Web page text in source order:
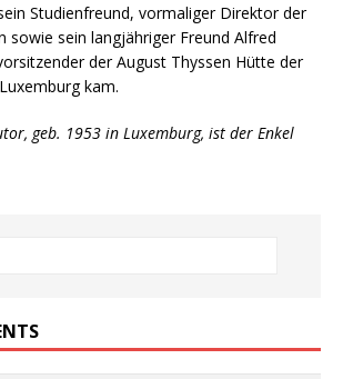
Studienfreund, vormaliger Direktor der
sowie sein langjähriger Freund Alfred
der August Thyssen Hütte der
kam.
geb. 1953 in Luxemburg, ist der Enkel